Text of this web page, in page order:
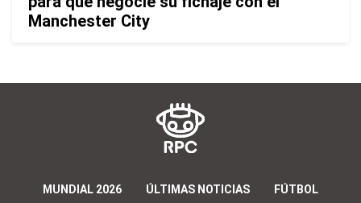
Manchester City
MUNDIAL 2026 ÚLTIMAS NOTICIAS FÚTBOL